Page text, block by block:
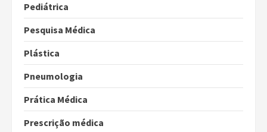
Pediátrica
Pesquisa Médica
Plástica
Pneumologia
Prática Médica
Prescrição médica